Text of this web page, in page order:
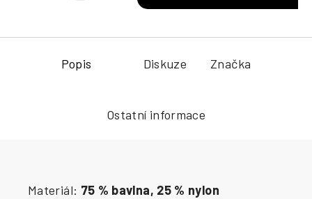
Popis Diskuze Značka
Ostatní informace
Materiál: 75 % bavlna, 25 % nylon